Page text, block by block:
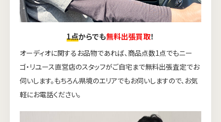
1点からでも無料出張買取！
オーディオに関するお品物であれば、商品点数1点でもニー
ゴ・リユース直営店のスタッフがご自宅まで無料出張査定でお
伺いします。もちろん県境のエリアでもお伺いしますので、お気
軽にお電話ください。